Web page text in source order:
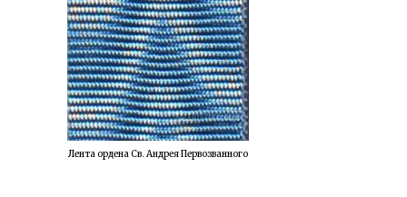
Лента ордена Св. Андрея Первозванного